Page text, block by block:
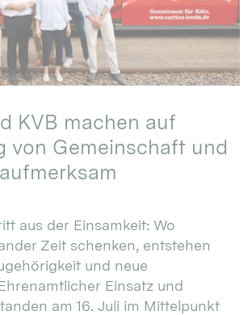
KVB machen auf
von Gemeinschaft und
aus der Einsamkeit: Wo
Zeit schenken, entstehen
und neue
Einsatz und
am 16. Juli im Mittelpunkt